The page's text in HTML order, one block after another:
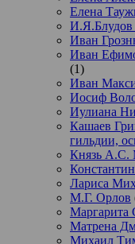
Елена
И.Я.Блудов
Иван
Иван
(1)
Иван
Иосиф
Иулиана
Кашаев
гильдии,
Князь А.С.
Лариса
М.Г. Орлов
Маргарита
Матрена
Михаил